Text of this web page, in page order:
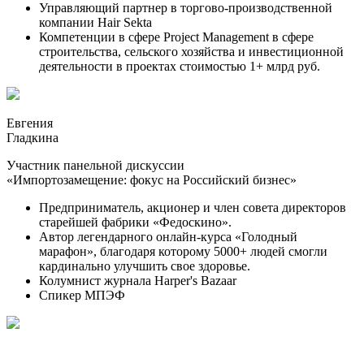
Управляющий партнер в торгово-производственной
компании Hair Sekta
Компетенции в сфере Project Management в сфере
строительства, сельского хозяйства и инвестиционной
деятельности в проектах стоимостью 1+ млрд руб.
Евгения
Гладкина
Участник панельной дискуссии
«Импортозамещение: фокус на Российский бизнес»
Предприниматель, акционер и член совета директоров
старейшей фабрики «Федоскино».
Автор легендарного онлайн-курса «Голодный
марафон», благодаря которому 5000+ людей смогли
кардинально улучшить свое здоровье.
Колумнист журнала Harper's Bazaar
Спикер МПЭФ